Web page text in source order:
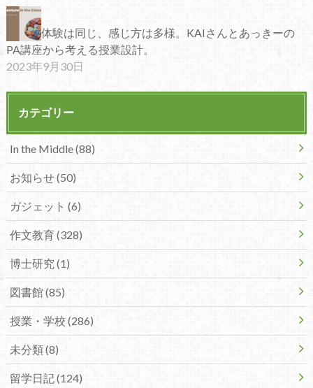
体験は同じ、感じ方は多様。KAIさんとあっきーの
PA講座から考える授業設計。
2023年9月30日
カテゴリー
In the Middle (88)
お知らせ (50)
ガジェット (6)
作文教育 (328)
博士研究 (1)
図書館 (85)
授業・学校 (286)
未分類 (8)
留学日記 (124)